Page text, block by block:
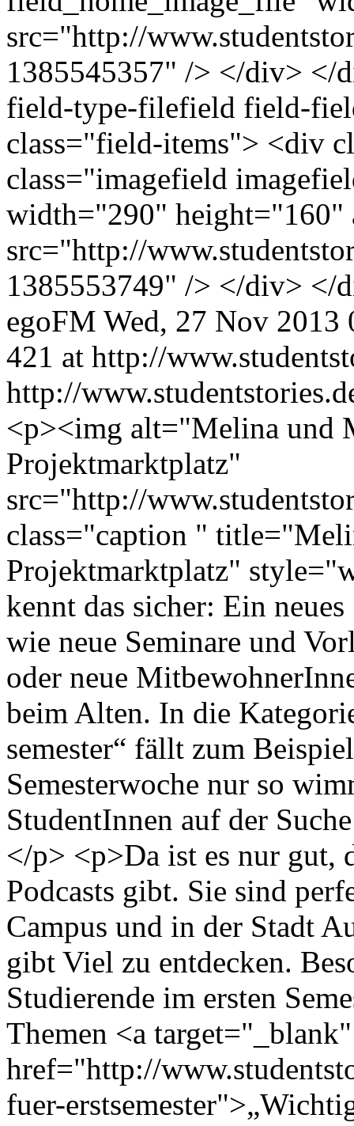
src="http://
1385545357" /> </div>
field-type-filefield field-
class="field-items"> <div
class="imagefield
width="290" height="160"
src="http://
1385553749" /> </div>
egoFM Wed, 27 Nov 2013
421 at http://
http://
<p><img alt="Melina und
Projektmarktplatz"
src="http://
class="caption "
Projektmarktplatz"
kennt das sicher: Ein
wie neue Seminare und
oder neue
beim Alten. In die
semester“ fällt zum
Semesterwoche nur so
StudentInnen auf der
</p> <p>Da ist es nur gut,
Podcasts gibt. Sie sind
Campus und in der Stadt
gibt Viel zu entdecken.
Studierende im ersten
Themen <a target="_blank"
href="http://
fuer-